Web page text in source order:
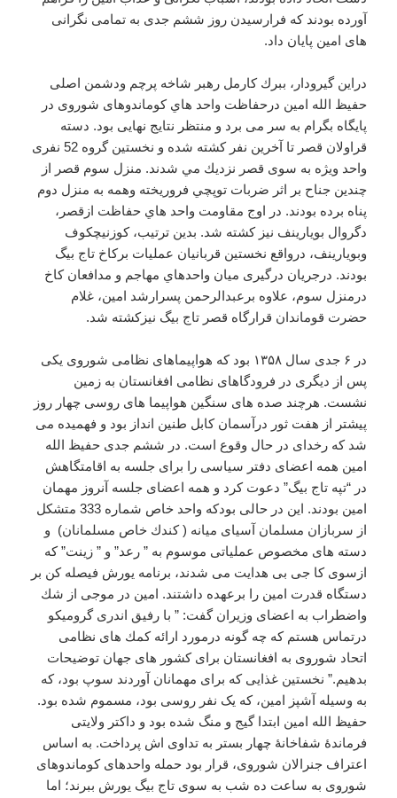
آورده بودند که فرارسیدن روز ششم جدی به تمامی نگرانی
های امین پایان داد.
دراين گيرودار، ببرك كارمل رهبر شاخه پرچم ودشمن اصلی
حفيظ الله امين درحفاظت واحد هاي كوماندوهای شوروی در
پايگاه بگرام به سر می برد و منتظر نتايج نهايی بود. دسته
قراولان قصر تا آخرين نفر كشته شده و نخستين گروه 52 نفری
واحد ويژه به سوی قصر نزديك مي شدند. منزل سوم قصر از
چندين جناح بر اثر ضربات توپچي فروريخته وهمه به منزل دوم
پناه برده بودند. در اوج مقاومت واحد هاي حفاظت ازقصر،
دگروال بويارينف نيز كشته شد. بدين ترتيب، كوزنيچكوف
وبويارينف، درواقع نخستين قربانيان عمليات بركاخ تاج بيگ
بودند. درجريان درگيری ميان واحدهاي مهاجم و مدافعان كاخ
درمنزل سوم، علاوه برعبدالرحمن پسرارشد امين، غلام
حضرت قوماندان قرارگاه قصر تاج بيگ نيزكشته شد.
در ۶ جدی سال ۱۳۵۸ بود که هواپیماهای نظامی شوروی یکی
پس از دیگری در فرودگاهای نظامی افغانستان به زمین
نشست. هرچند صده های سنگین هواپیما های روسی چهار روز
پیشتر از هفت ثور درآسمان کابل طنین انداز بود و فهمیده می
شد که رخدای در حال وقوع است. در ششم جدی حفیظ الله
امین همه اعضای دفتر سیاسی را برای جلسه به اقامتگاهش
در “تپه تاج بیگ” دعوت کرد و همه اعضای جلسه آنروز مهمان
امین بودند. این در حالی بودکه واحد خاص شماره 333 متشكل
از سربازان مسلمان آسيای ميانه ( كندك خاص مسلمانان) و
دسته های مخصوص عملياتی موسوم به ” رعد” و ” زينت” كه
ازسوی كا جی بی هدايت می شدند،‌ برنامه يورش فيصله كن بر
دستگاه قدرت امين را برعهده داشتند. امين در موجی از شك
واضطراب به اعضای وزيران گفت: ” با رفيق اندری گروميكو
درتماس هستم كه چه گونه درمورد ارائه كمك های نظامی
اتحاد شوروی به افغانستان برای كشور های جهان توضيحات
بدهيم.” نخستین غذایی که برای مهمانان آوردند سوپ بود، که
به وسیله آشپز امین، که یک نفر روسی بود، مسموم شده بود.
حفیظ الله امین ابتدا گیج و منگ شده بود و داکتر ولایتی
فرماندۀ شفاخانۀ چهار بستر به تداوی اش پرداخت. به اساس
اعتراف جنرالان شوروی، قرار بود حمله واحدهای كوماندوهای
شوروی به ساعت ده شب به سوی تاج بيگ يورش ببرند؛ اما